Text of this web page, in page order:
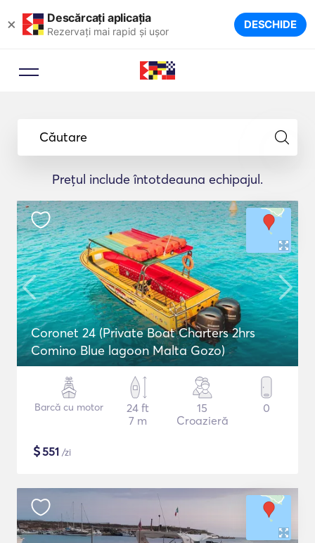
× Descărcați aplicația
Rezervați mai rapid și ușor DESCHIDE
Căutare
Prețul include întotdeauna echipajul.
Coronet 24 (Private Boat Charters 2hrs
Comino Blue lagoon Malta Gozo)
Barcă cu motor
24 ft
7 m
15
Croazieră
0
$551 /zi